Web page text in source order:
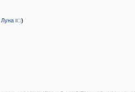
Луна
)